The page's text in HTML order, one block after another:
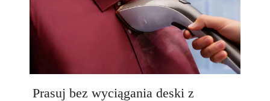
Prasuj bez wyciągania deski z